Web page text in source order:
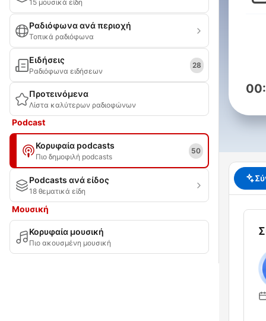
15 μουσικά είδη
Ραδιόφωνα ανά περιοχή
Τοπικά ραδιόφωνα
Ειδήσεις
Ραδιόφωνα ειδήσεων
28
Προτεινόμενα
Λίστα καλύτερων ραδιοφώνων
Podcast
Κορυφαία podcasts
Πιο δημοφιλή podcasts
50
Podcasts ανά είδος
18 θεματικά είδη
Μουσική
Κορυφαία μουσική
Πιο ακουσμένη μουσική